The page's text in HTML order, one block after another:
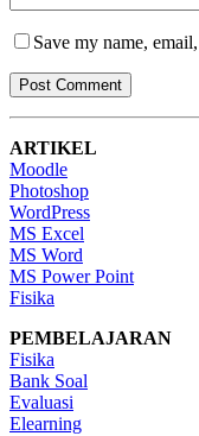
Save my name,
ARTIKEL
Moodle
Photoshop
WordPress
MS Excel
MS Word
MS Power Point
Fisika
PEMBELAJARAN
Fisika
Bank Soal
Evaluasi
Elearning